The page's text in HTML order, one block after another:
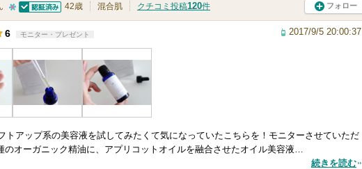
入
登
録
さ
て
い
ま
1
0
以
ン
42歳 混合肌 クチコミ投稿120件 フォロー
6 モニター・プレゼント 2017/9/5 20:00:37
トアップ系の美容液を試してみたくて気になっていたこちらを！モニターさせていただ
のオーガニック精油に、アプリコットオイルを融合させたオイル美容液…
続きを読む